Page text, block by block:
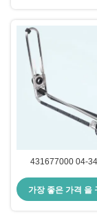
431677000 04-
디젤 배기가스 유
가장 좋은 가격 을